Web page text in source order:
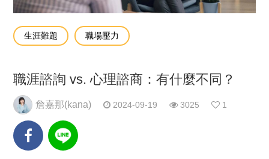
生涯難題 職場壓力
職涯諮詢 vs. 心理諮商：有什麼不同？
詹嘉那(kana) 2024-09-19 3025 1